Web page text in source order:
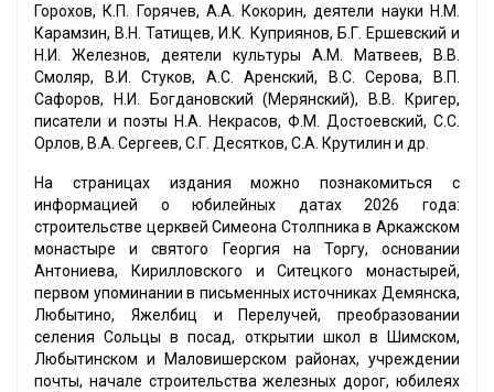
Горохов, К.П. Горячев, А.А. Кокорин, деятели науки Н.М.
Карамзин, В.Н. Татищев, И.К. Куприянов, Б.Г. Ершевский и
Н.И. Железнов, деятели культуры А.М. Матвеев, В.В.
Смоляр, В.И. Стуков, А.С. Аренский, В.С. Серова, В.П.
Сафоров, Н.И. Богдановский (Мерянский), В.В. Кригер,
писатели и поэты Н.А. Некрасов, Ф.М. Достоевский, С.С.
Орлов, В.А. Сергеев, С.Г. Десятков, С.А. Крутилин и др.
На страницах издания можно познакомиться с
информацией о юбилейных датах 2026 года:
строительстве церквей Симеона Столпника в Аркажском
монастыре и святого Георгия на Торгу, основании
Антониева, Кирилловского и Ситецкого монастырей,
первом упоминании в письменных источниках Демянска,
Любытино, Яжелбиц и Перелучей, преобразовании
селения Сольцы в посад, открытии школ в Шимском,
Любытинском и Маловишерском районах, учреждении
почты, начале строительства железных дорог, юбилеях